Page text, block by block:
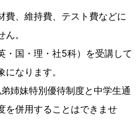
費、維持費、テスト費などに
。
・国・理・社5科）を受講して
なります。
姉妹特別優待制度と中学生通
を併用することはできませ